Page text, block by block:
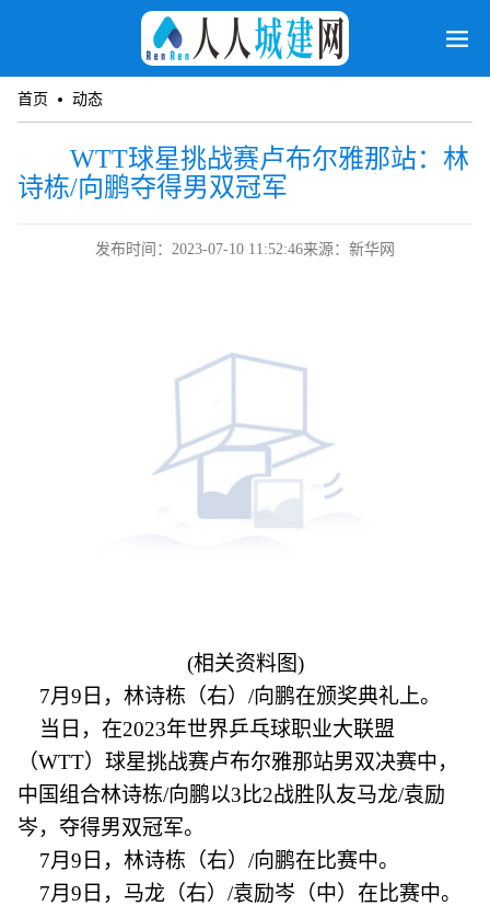
首页 动态
WTT球星挑战赛卢布尔雅那站：林
诗栋/向鹏夺得男双冠军
发布时间：2023-07-10 11:52:46来源：新华网
(相关资料图)
7月9日，林诗栋（右）/向鹏在颁奖典礼上。
当日，在2023年世界乒乓球职业大联盟
（WTT）球星挑战赛卢布尔雅那站男双决赛中，
中国组合林诗栋/向鹏以3比2战胜队友马龙/袁励
岑，夺得男双冠军。
7月9日，林诗栋（右）/向鹏在比赛中。
7月9日，马龙（右）/袁励岑（中）在比赛中。